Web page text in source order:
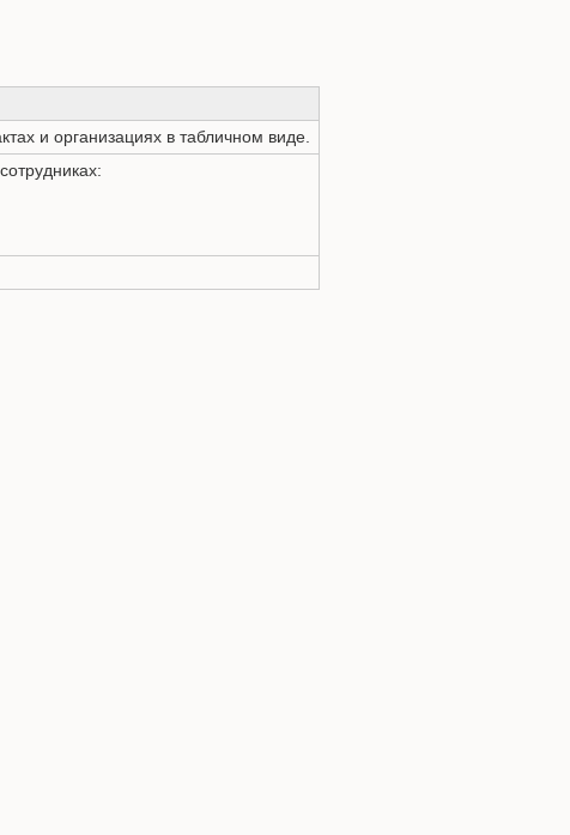
и организациях в табличном виде.